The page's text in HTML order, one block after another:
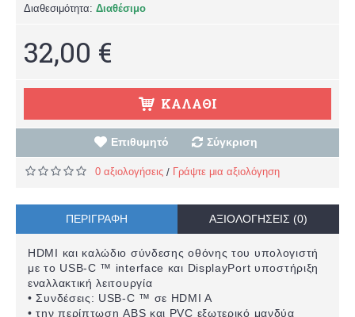
Διαθεσιμότητα: Διαθέσιμο
32,00 €
ΚΑΛΆΘΙ
Επιθυμητό Σύγκριση
0 αξιολογήσεις / Γράψτε μια αξιολόγηση
ΠΕΡΙΓΡΑΦΉ ΑΞΙΟΛΟΓΉΣΕΙΣ (0)
HDMI και καλώδιο σύνδεσης οθόνης του υπολογιστή
με το USB-C ™ interface και DisplayPort υποστήριξη
εναλλακτική λειτουργία
• Συνδέσεις: USB-C ™ σε HDMI A
• την περίπτωση ABS και PVC εξωτερικό μανδύα